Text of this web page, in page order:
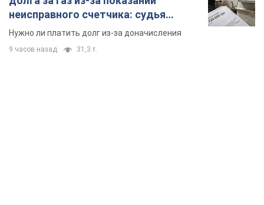
неисправного счетчика: судья
вынес неожиданное решение
Нужно ли платить долг из-за доначисления
9 часов назад 31,3 т.